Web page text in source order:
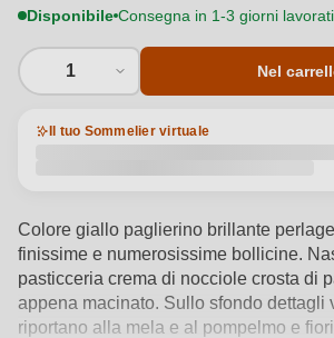
Disponibile Consegna in 1-3 giorni
1 Nel
Il tuo Sommelier virtuale
Colore giallo paglierino brillante
finissime e numerosissime bollicine.
pasticceria crema di nocciole crosta di
appena macinato. Sullo sfondo dettagli
riportano alla mela e al pompelmo e